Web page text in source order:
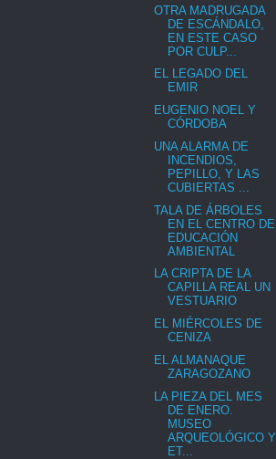
OTRA MADRUGADA
DE ESCÁNDALO,
EN ESTE CASO
POR CULP...
EL LEGADO DEL
EMIR
EUGENIO NOEL Y
CÓRDOBA
UNA ALARMA DE
INCENDIOS,
PEPILLO, Y LAS
CUBIERTAS ...
TALA DE ÁRBOLES
EN EL CENTRO DE
EDUCACIÓN
AMBIENTAL
LA CRIPTA DE LA
CAPILLA REAL UN
VESTUARIO
EL MIÉRCOLES DE
CENIZA
EL ALMANAQUE
ZARAGOZANO
LA PIEZA DEL MES
DE ENERO.
MUSEO
ARQUEOLÓGICO Y
ET...